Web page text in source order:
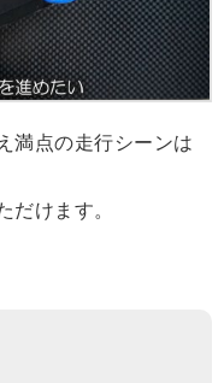
満点の走行シーンは
けます。